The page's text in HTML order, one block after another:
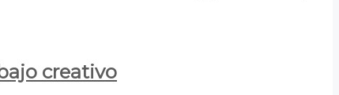
creativo